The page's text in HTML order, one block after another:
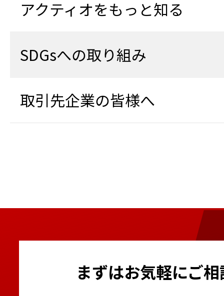
アクティオをもっと知る
SDGsへの取り組み
取引先企業の皆様へ
まずはお気軽にご